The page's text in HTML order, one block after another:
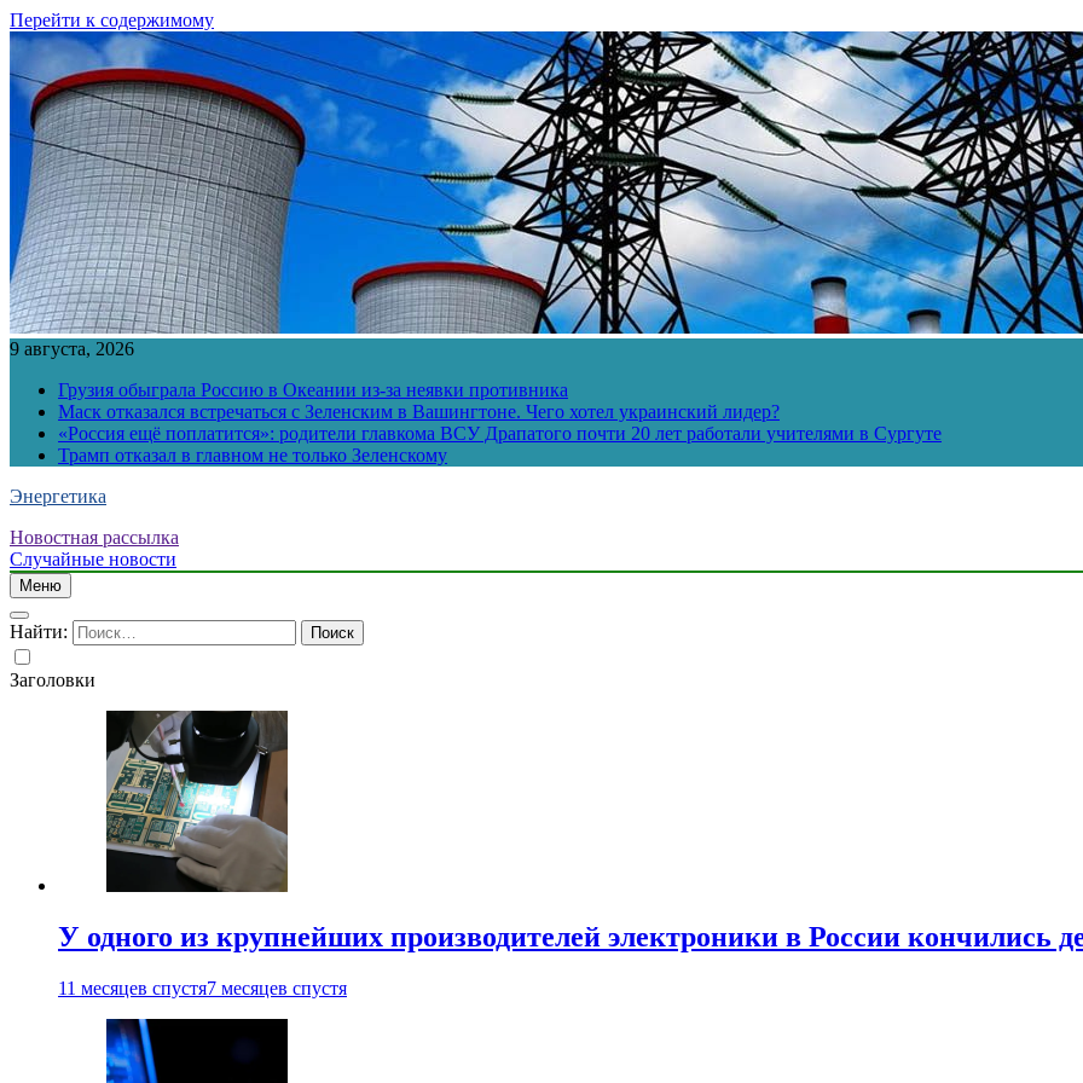
Перейти к содержимому
9 августа, 2026
Грузия обыграла Россию в Океании из-за неявки противника
Маск отказался встречаться с Зеленским в Вашингтоне. Чего хотел украинский лидер?
«Россия ещё поплатится»: родители главкома ВСУ Драпатого почти 20 лет работали учителями в Сургуте
Трамп отказал в главном не только Зеленскому
Энергетика
Новостная рассылка
Случайные новости
Меню
Найти:
Заголовки
У одного из крупнейших производителей электроники в России кончились
11 месяцев спустя7 месяцев спустя